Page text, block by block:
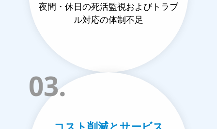
夜間・休日の死活監視およびトラブ
ル対応の体制不足
03.
コスト削減とサービス